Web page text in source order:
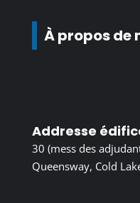
À propos de
Addresse
30 (mess des
Queensway, Cold